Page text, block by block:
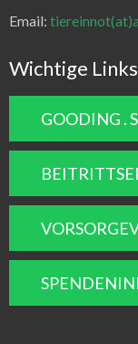
Email:
Wichtige Links
GOODING .